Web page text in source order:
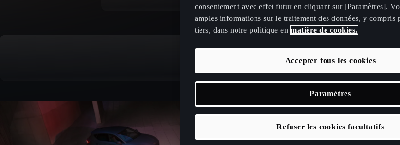
consentement avec effet futur en cliquant sur [Paramètres].
amples informations sur le traitement des données, y compris
tiers, dans notre politique en matière de cookies.
Refuser les cookies facultatifs
Accepter tous les cookies
Paramètres